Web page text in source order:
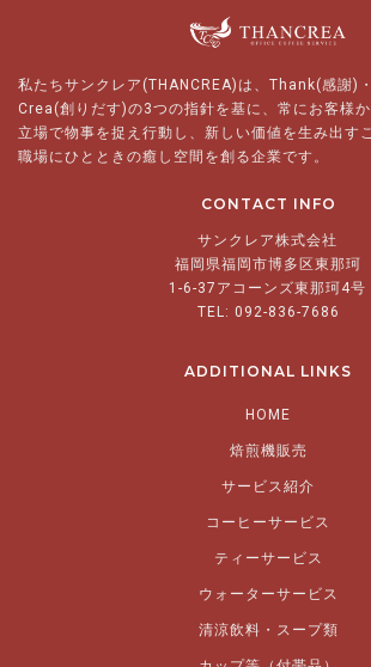
私たちサンクレア(THANCREA)は、Thank(感謝)
Crea(創りだす)の3つの指針を基に、常にお客様
立場で物事を捉え行動し、新しい価値を生み出す
職場にひとときの癒し空間を創る企業です。
CONTACT INFO
サンクレア株式会社
福岡県福岡市博多区東那珂
1-6-37アコーンズ東那珂4号
TEL: 092-836-7686
ADDITIONAL LINKS
HOME
焙煎機販売
サービス紹介
コーヒーサービス
ティーサービス
ウォーターサービス
清涼飲料・スープ類